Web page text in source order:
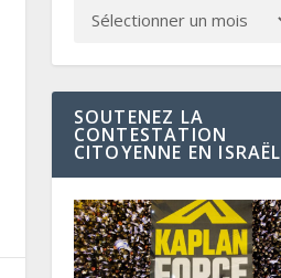
SOUTENEZ LA
CONTESTATION
CITOYENNE EN ISRAËL